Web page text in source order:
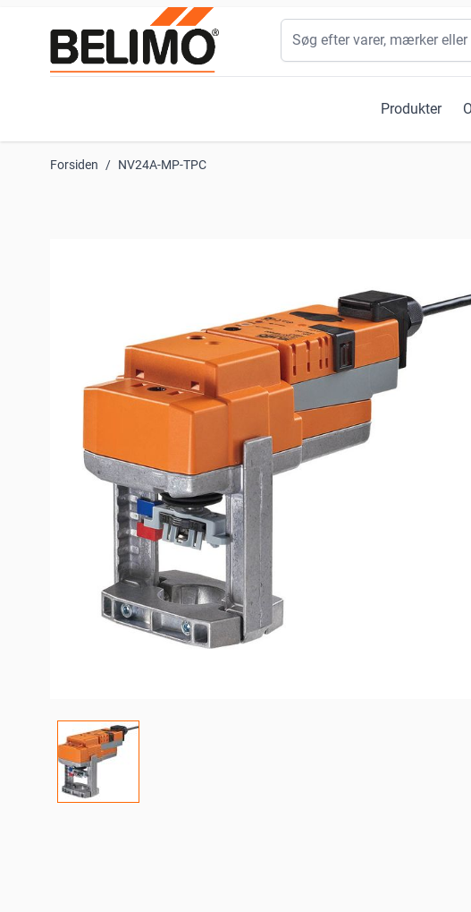
Produkter
Søg
Forsiden / NV24A-MP-TPC